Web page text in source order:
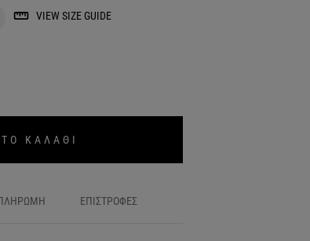
VIEW SIZE GUIDE
ΚΑΛΑΘΙ
ΕΠΙΣΤΡΟΦΕΣ